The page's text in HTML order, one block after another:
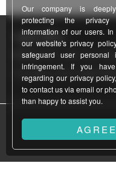
Taipei Office
所在地12F-1, No. 311,
TEL886-2-2771-3403 FAX
Our company is
protecting the
information of our users.
our website's privacy
safeguard user personal
infringement. If you
regarding our privacy
to contact us via email or
than happy to assist you.
AGREE